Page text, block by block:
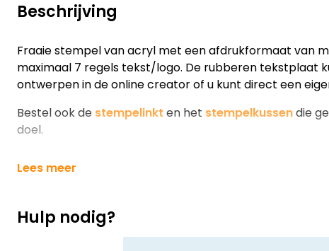
Beschrijving
Fraaie stempel van acryl met een afdrukformaat van
maximaal 7 regels tekst/logo. De rubberen tekstplaat
ontwerpen in de online creator of u kunt direct een
Bestel ook de stempelinkt en het stempelkussendie
doel.
Lees meer
Hulp nodig?